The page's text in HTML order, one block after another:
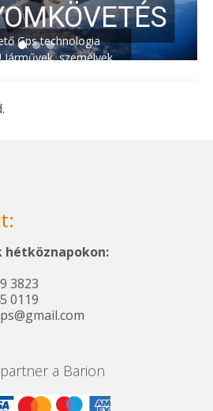
Gps technologia
Járművek, személyek,
vásároljon és
3823
0119
a Barion